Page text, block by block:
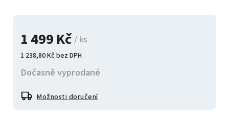
1 499 Kč/ ks
1 238,80 Kč bez DPH
Dočasně vyprodané
Možnosti doručení